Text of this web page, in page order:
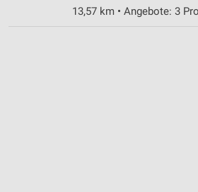
13,57 km • Angebote: 3